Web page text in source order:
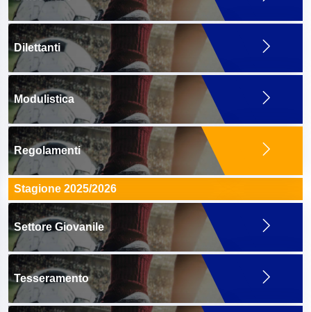
Dilettanti
Modulistica
Regolamenti
Stagione 2025/2026
Settore Giovanile
Tesseramento